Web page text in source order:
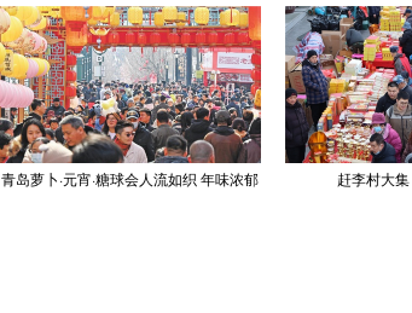
青岛萝卜·元宵·糖球会人流如织 年味浓郁 赶李村大